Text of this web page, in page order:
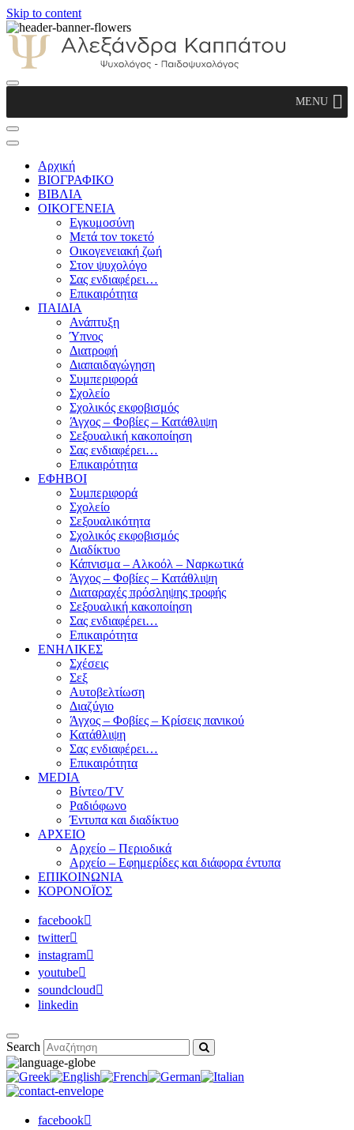
Skip to content
Παιδοψυχολόγος
MENU
Αρχική
ΒΙΟΓΡΑΦΙΚΟ
ΒΙΒΛΙΑ
ΟΙΚΟΓΕΝΕΙΑ
Εγκυμοσύνη
Μετά τον τοκετό
Οικογενειακή ζωή
Στον ψυχολόγο
Σας ενδιαφέρει…
Επικαιρότητα
ΠΑΙΔΙΑ
Ανάπτυξη
Ύπνος
Διατροφή
Διαπαιδαγώγηση
Συμπεριφορά
Σχολείο
Σχολικός εκφοβισμός
Άγχος – Φοβίες – Κατάθλιψη
Σεξουαλική κακοποίηση
Σας ενδιαφέρει…
Επικαιρότητα
ΕΦΗΒΟΙ
Συμπεριφορά
Σχολείο
Σεξουαλικότητα
Σχολικός εκφοβισμός
Διαδίκτυο
Κάπνισμα – Αλκοόλ – Ναρκωτικά
Άγχος – Φοβίες – Κατάθλιψη
Διαταραχές πρόσληψης τροφής
Σεξουαλική κακοποίηση
Σας ενδιαφέρει…
Επικαιρότητα
ΕΝΗΛΙΚΕΣ
Σχέσεις
Σεξ
Αυτοβελτίωση
Διαζύγιο
Άγχος – Φοβίες – Κρίσεις πανικού
Κατάθλιψη
Σας ενδιαφέρει…
Επικαιρότητα
MEDIA
Βίντεο/TV
Ραδιόφωνο
Έντυπα και διαδίκτυο
ΑΡΧΕΙΟ
Αρχείο – Περιοδικά
Αρχείο – Εφημερίδες και διάφορα έντυπα
ΕΠΙΚΟΙΝΩΝΙΑ
ΚΟΡΟΝΟΪΟΣ
facebook
twitter
instagram
youtube
soundcloud
linkedin
Search
facebook